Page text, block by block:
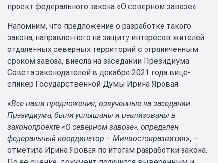
проект федерального закона «О северном завозе».
Напомним, что предложение о разработке такого
закона, направленного на защиту интересов жителей
отдаленных северных территорий с ограниченным
сроком завоза, внесла на заседании Президиума
Совета законодателей в декабре 2021 года вице-
спикер Государственной Думы Ирина Яровая.
«Все наши предложения, озвученные на заседании
Президиума, были услышаны и реализованы в
законопроекте «О северном завозе», определен
федеральный координатор – Минвостокразвития», –
отметила Ирина Яровая по итогам разработки закона.